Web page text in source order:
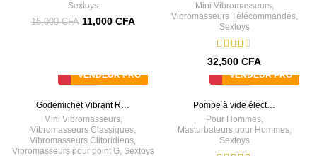
Sextoys
15,000CFA 11,000 CFA
Mini Vibromasseurs,
Vibromasseurs Télécommandés,
Sextoys
32,500 CFA
VENDEUR PRO
Godemichet Vibrant R…
Mini Vibromasseurs,
Vibromasseurs Classiques,
Vibromasseurs Clitoridiens,
Vibromasseurs pour point G, Sextoys
VENDEUR PRO
Pompe à vide élect…
Pour Hommes,
Masturbateurs pour Hommes,
Sextoys